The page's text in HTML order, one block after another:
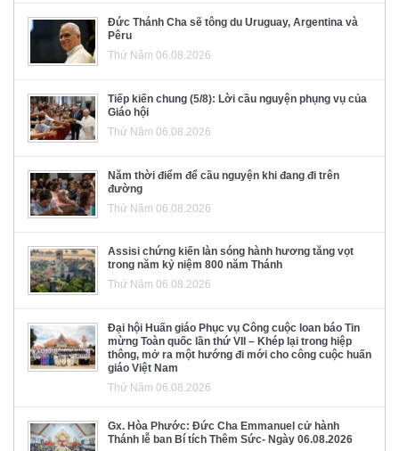
Đức Thánh Cha sẽ tông du Uruguay, Argentina và
Pêru
Thứ Năm 06.08.2026
Tiếp kiến chung (5/8): Lời cầu nguyện phụng vụ của
Giáo hội
Thứ Năm 06.08.2026
Năm thời điểm để cầu nguyện khi đang đi trên
đường
Thứ Năm 06.08.2026
Assisi chứng kiến làn sóng hành hương tăng vọt
trong năm kỷ niệm 800 năm Thánh
Thứ Năm 06.08.2026
Đại hội Huấn giáo Phục vụ Công cuộc loan báo Tin
mừng Toàn quốc lần thứ VII – Khép lại trong hiệp
thông, mở ra một hướng đi mới cho công cuộc huấn
giáo Việt Nam
Thứ Năm 06.08.2026
Gx. Hòa Phước: Đức Cha Emmanuel cử hành
Thánh lễ ban Bí tích Thêm Sức- Ngày 06.08.2026